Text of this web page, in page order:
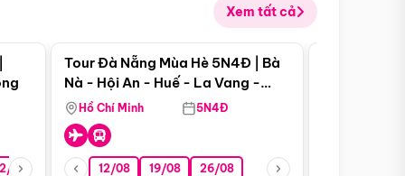
Xem tất cả
08 26/08 05/09 09/09 12/09
Điểm nổi bật
Tour Đà Nẵng Mùa Hè 5N4Đ | Bà
Nà - Hội An - Huế - La Vang -
Động Thiên Đường
Hồ Chí Minh 5N4Đ
12/08 19/08 26/08